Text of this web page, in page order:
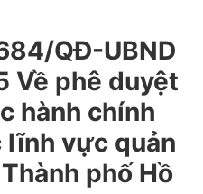
QĐ-UBND
Về phê duyệt
hành chính
lĩnh vực quản
phố Hồ